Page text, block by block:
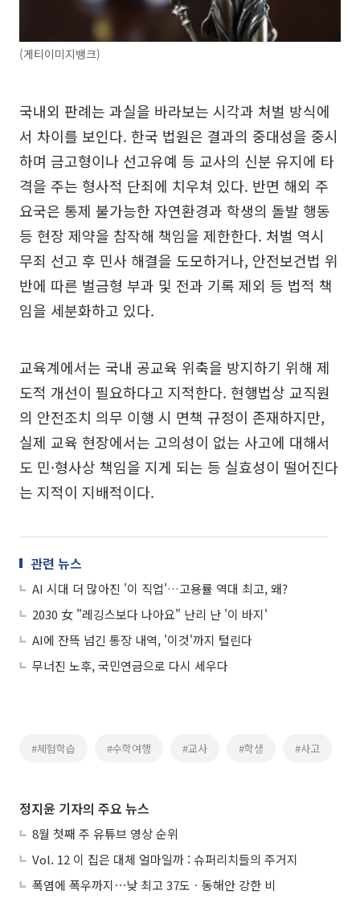
(게티이미지뱅크)
국내외 판례는 과실을 바라보는 시각과 처벌 방식에
서 차이를 보인다. 한국 법원은 결과의 중대성을 중시
하며 금고형이나 선고유예 등 교사의 신분 유지에 타
격을 주는 형사적 단죄에 치우쳐 있다. 반면 해외 주
요국은 통제 불가능한 자연환경과 학생의 돌발 행동
등 현장 제약을 참작해 책임을 제한한다. 처벌 역시
무죄 선고 후 민사 해결을 도모하거나, 안전보건법 위
반에 따른 벌금형 부과 및 전과 기록 제외 등 법적 책
임을 세분화하고 있다.
교육계에서는 국내 공교육 위축을 방지하기 위해 제
도적 개선이 필요하다고 지적한다. 현행법상 교직원
의 안전조치 의무 이행 시 면책 규정이 존재하지만,
실제 교육 현장에서는 고의성이 없는 사고에 대해서
도 민·형사상 책임을 지게 되는 등 실효성이 떨어진다
는 지적이 지배적이다.
관련 뉴스
AI 시대 더 많아진 '이 직업'…고용률 역대 최고, 왜?
2030 女 "레깅스보다 나아요" 난리 난 '이 바지'
AI에 잔뜩 넘긴 통장 내역, '이것'까지 털린다
무너진 노후, 국민연금으로 다시 세우다
#체험학습 #수학여행 #교사 #학생 #사고
정지윤 기자의 주요 뉴스
8월 첫째 주 유튜브 영상 순위
Vol. 12 이 집은 대체 얼마일까 : 슈퍼리치들의 주거지
폭염에 폭우까지⋯낮 최고 37도ㆍ동해안 강한 비